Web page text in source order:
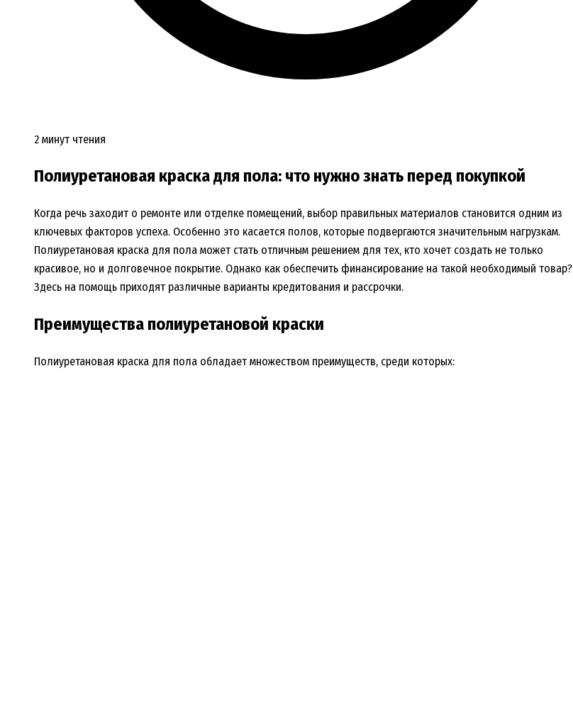
2 минут чтения
Полиуретановая краска для пола: что нужно знать перед покупкой
Когда речь заходит о ремонте или отделке помещений, выбор правильных материалов становится одним из
ключевых факторов успеха. Особенно это касается полов, которые подвергаются значительным нагрузкам.
Полиуретановая краска для пола может стать отличным решением для тех, кто хочет создать не только
красивое, но и долговечное покрытие. Однако как обеспечить финансирование на такой необходимый товар?
Здесь на помощь приходят различные варианты кредитования и рассрочки.
Преимущества полиуретановой краски
Полиуретановая краска для пола обладает множеством преимуществ, среди которых: